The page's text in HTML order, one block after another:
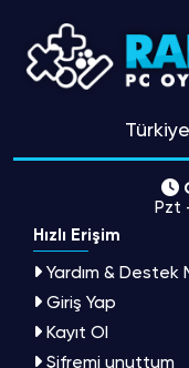
Pzt
Hızlı Erişim
Yardım & Destek
Giriş Yap
Kayıt Ol
Şifremi unuttum